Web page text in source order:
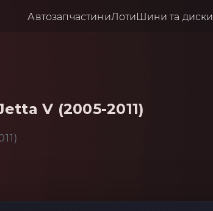
АвтозапчастиниЛотиШини та диски
V (2005-2011)